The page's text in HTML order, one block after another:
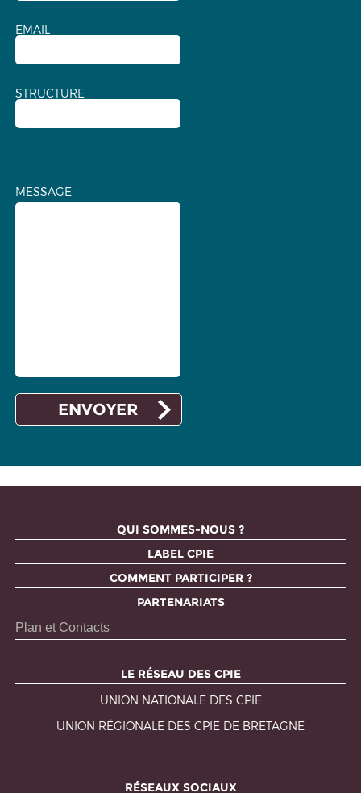
EMAIL
STRUCTURE
MESSAGE
QUI SOMMES-NOUS ?
LABEL CPIE
COMMENT PARTICIPER ?
PARTENARIATS
Plan et Contacts
LE RÉSEAU DES CPIE
UNION NATIONALE DES CPIE
UNION RÉGIONALE DES CPIE DE BRETAGNE
RÉSEAUX SOCIAUX